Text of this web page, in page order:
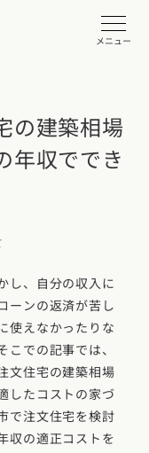
メニュー
形県福島県
の建築相場
年収ででき
し、自分の収入に
ーンの返済が苦し
使えなかったりな
での記事では、
文住宅の建築相場
したコストの家づ
で注文住宅を検討
収の適正コストを